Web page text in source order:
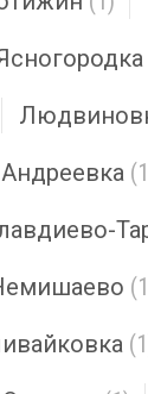
Андреевка